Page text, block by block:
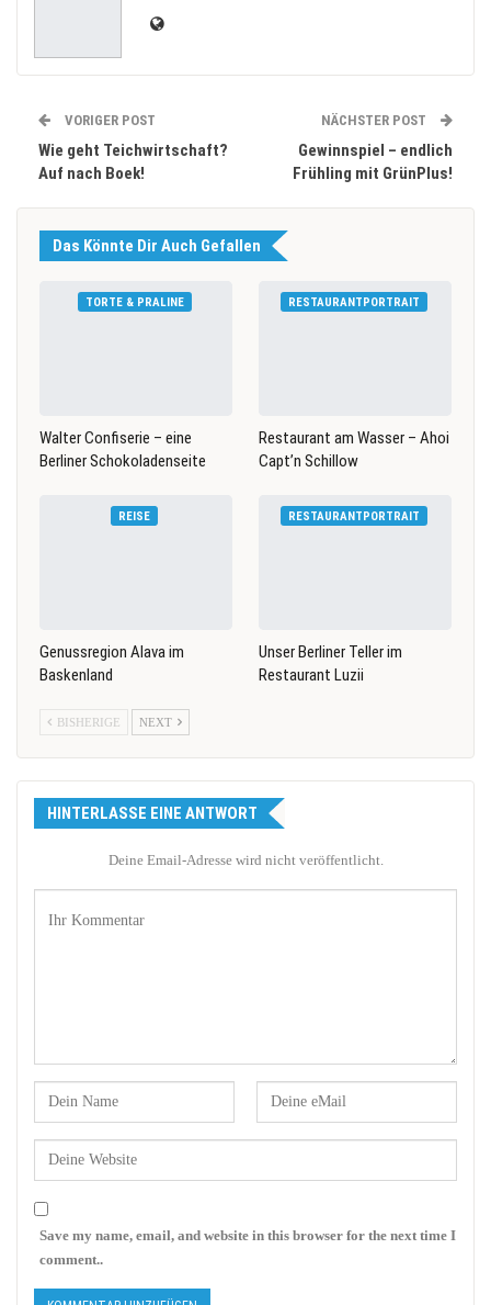
VORIGER POST
Wie geht Teichwirtschaft?
Auf nach Boek!
NÄCHSTER POST
Gewinnspiel – endlich
Frühling mit GrünPlus!
Das Könnte Dir Auch Gefallen
TORTE & PRALINE
Walter Confiserie – eine
Berliner Schokoladenseite
RESTAURANTPORTRAIT
Restaurant am Wasser – Ahoi
Capt’n Schillow
REISE
Genussregion Alava im
Baskenland
RESTAURANTPORTRAIT
Unser Berliner Teller im
Restaurant Luzii
BISHERIGE NEXT
HINTERLASSE EINE ANTWORT
Deine Email-Adresse wird nicht veröffentlicht.
Save my name, email, and website in this browser for the next time I
comment..